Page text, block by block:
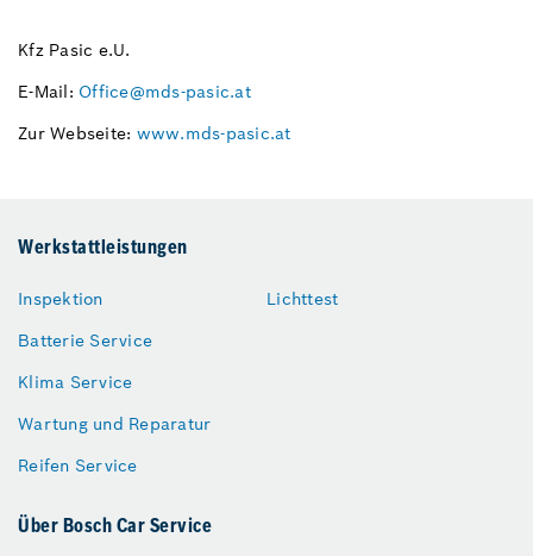
Kfz Pasic e.U.
E-Mail: Office@mds-pasic.at
Zur Webseite: www.mds-pasic.at
Werkstattleistungen
Inspektion
Batterie Service
Klima Service
Wartung und Reparatur
Reifen Service
Lichttest
Über Bosch Car Service